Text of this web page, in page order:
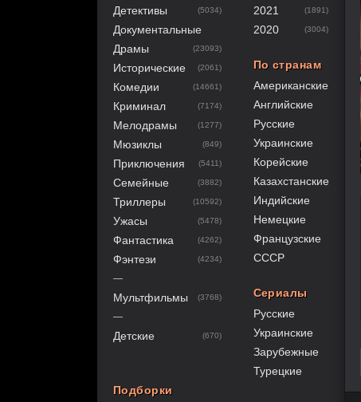
Детективы (5034)
Документальные
Драмы
(23093)
Исторические (2061)
Комедии (14661)
Криминал (7174)
Мелодрамы (1277)
Мюзиклы (849)
Приключения (5411)
Семейные (3882)
Триллеры (10592)
Ужасы (5478)
Фантастика (4262)
Фэнтези (4234)
—
Мультфильмы (3768)
—
Детские (670)
Подборки
2021 (1891)
2020 (3004)
По странам
Американские
Английские
Русские
Украинские
Корейские
Казахстанские
Индийские
Немецкие
Французские
СССР
Сериалы
Русские
Украинские
Зарубежные
Турецкие